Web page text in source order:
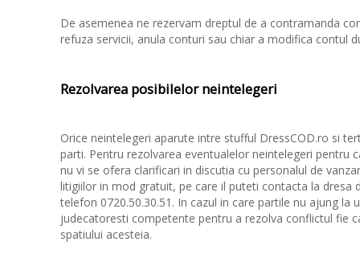
De asemenea ne rezervam dreptul de a contramanda
refuza servicii, anula conturi sau chiar a modifica contul
Rezolvarea posibilelor neintelegeri
Orice neintelegeri aparute intre stufful DressCOD.ro si
parti. Pentru rezolvarea eventualelor neintelegeri pentru
nu vi se ofera clarificari in discutia cu personalul de
litigiilor in mod gratuit, pe care il puteti contacta la dresa
telefon 0720.50.30.51. In cazul in care partile nu ajung
judecatoresti competente pentru a rezolva conflictul fie
spatiului acesteia.